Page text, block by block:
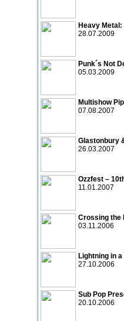
Heavy Metal:
28.07.2009
Punk´s Not
05.03.2009
Multishow
07.08.2007
Glastonbury
26.03.2007
Ozzfest –
11.01.2007
Crossing the
03.11.2006
Lightning in
27.10.2006
Sub Pop
20.10.2006